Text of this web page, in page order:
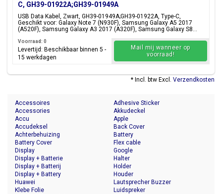
C, GH39-01922A;GH39-01949A
USB Data Kabel, Zwart, GH39-01949A;GH39-01922A, Type-C,
Geschikt voor: Galaxy Note 7 (N930F), Samsung Galaxy A5 2017
(A520F), Samsung Galaxy A3 2017 (A320F), Samsung Galaxy S8...
Voorraad: 0
Levertijd: Beschikbaar binnen 5 -
15 werkdagen
Mail mij wanneer op
voorraad!
* Incl. btw Excl. Verzendkosten
Accessoires
Accessories
Accu
Accudeksel
Achterbehuizing
Adhesive Sticker
Akkudeckel
Apple
Back Cover
Battery
Battery Cover
Display
Display + Batterie
Display + Batterij
Display + Battery
Flex cable
Google
Halter
Holder
Houder
Huawei
Klebe Folie
Lautsprecher Buzzer
Luidspreker